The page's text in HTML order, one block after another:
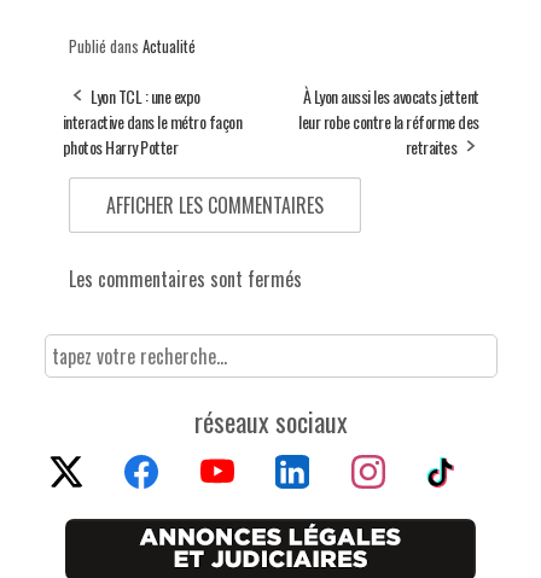
Publié dans Actualité
Lyon TCL : une expo
interactive dans le métro façon
photos Harry Potter
À Lyon aussi les avocats jettent
leur robe contre la réforme des
retraites
AFFICHER LES COMMENTAIRES
Les commentaires sont fermés
réseaux sociaux